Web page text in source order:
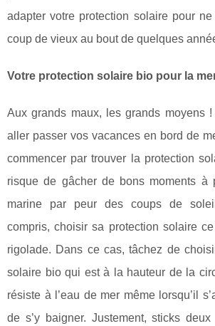
adapter votre protection solaire pour
coup de vieux au bout de quelques
Votre protection solaire bio pour la
Aux grands maux, les grands moyens
aller passer vos vacances en bord de
commencer par trouver la protection
risque de gâcher de bons moments à
marine par peur des coups de
compris, choisir sa protection solaire
rigolade. Dans ce cas, tâchez de
solaire bio qui est à la hauteur de la
résiste à l’eau de mer même lorsqu’il
de s’y baigner. Justement, sticks